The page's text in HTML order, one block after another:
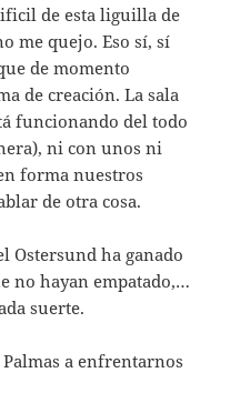
de esta liguilla de
me quejo. Eso sí, sí
de momento
de creación. La sala
funcionando del todo
ni con unos ni
forma nuestros
de otra cosa.
Ostersund ha ganado
no hayan empatado,…
suerte.
a enfrentarnos